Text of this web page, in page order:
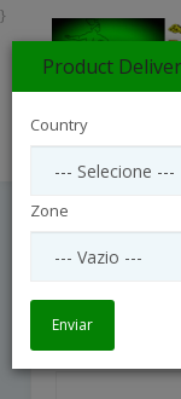
}
Product
Country
Zone
Enviar